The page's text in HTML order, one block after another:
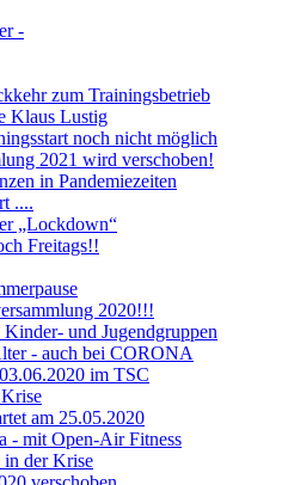
-
zum Trainingsbetrieb
Klaus Lustig
noch nicht möglich
2021 wird verschoben!
in Pandemiezeiten
....
„Lockdown“
Freitags!!
2020!!!
und Jugendgruppen
- auch bei CORONA
im TSC
am 25.05.2020
- mit Open-Air Fitness
der Krise